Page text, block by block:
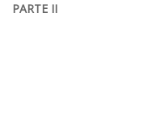
PARTE II